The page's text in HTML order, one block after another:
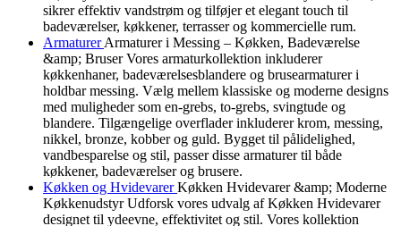
sikrer effektiv vandstrøm og tilføjer et elegant touch til
badeværelser, køkkener, terrasser og kommercielle rum.
ArmaturerArmaturer i Messing – Køkken, Badeværelse
&amp; Bruser Vores armaturkollektion inkluderer
køkkenhaner, badeværelsesblandere og brusearmaturer i
holdbar messing. Vælg mellem klassiske og moderne designs
med muligheder som en-grebs, to-grebs, svingtude og
blandere. Tilgængelige overflader inkluderer krom, messing,
nikkel, bronze, kobber og guld. Bygget til pålidelighed,
vandbesparelse og stil, passer disse armaturer til både
køkkener, badeværelser og brusere.
Køkken og HvidevarerKøkken Hvidevarer &amp; Moderne
Køkkenudstyr Udforsk vores udvalg af Køkken Hvidevarer
designet til ydeevne, effektivitet og stil. Vores kollektion